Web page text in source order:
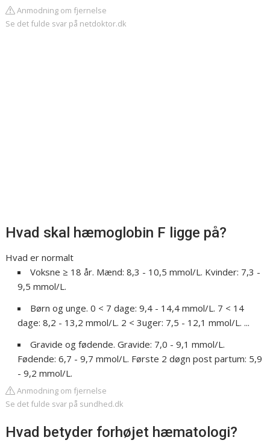
Anmodning om fjernelse
Se det fulde svar på netdoktor.dk
Hvad skal hæmoglobin F ligge på?
Hvad er normalt
Voksne ≥ 18 år. Mænd: 8,3 - 10,5 mmol/L. Kvinder: 7,3 -
9,5 mmol/L.
Børn og unge. 0 < 7 dage: 9,4 - 14,4 mmol/L. 7 < 14
dage: 8,2 - 13,2 mmol/L. 2 < 3uger: 7,5 - 12,1 mmol/L. ...
Gravide og fødende. Gravide: 7,0 - 9,1 mmol/L.
Fødende: 6,7 - 9,7 mmol/L. Første 2 døgn post partum: 5,9
- 9,2 mmol/L.
Anmodning om fjernelse
Se det fulde svar på sundhed.dk
Hvad betyder forhøjet hæmatologi?